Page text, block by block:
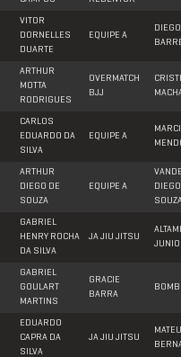
VITOR
DORNELLES
DUARTE
EQUIPE A
DIEGO
ARTHUR
MOTTA
RODRIGUES
OVERMATCH
BJJ
CARLOS
EDUARDO DA
SILVA
EQUIPE A
ARTHUR
DIEGO DE
SOUZA
EQUIPE A
GABRIEL
HENRY ROCHA
DA SILVA
JA JIU JITSU
GABRIEL
GOULART
MARTINS
GRACIE
BARRA
EDUARDO
CAPRA DA
SILVA
JA JIU JITSU